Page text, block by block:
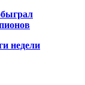
недели